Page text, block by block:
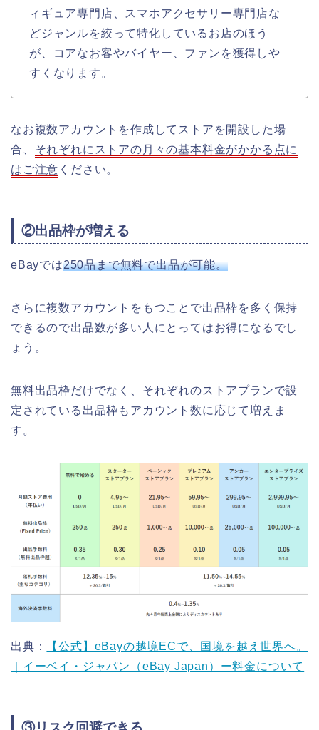
ィギュア専門店、スマホアクセサリー専門店な
どジャンルを絞って特化しているお店のほう
が、コアなお客やバイヤー、ファンを獲得しや
すくなります。
なお複数アカウントを作成してストアを開設した場
合、 それぞれにストアの月々の基本料金がかかる点に
はご注意 ください。
②出品枠が増える
eBayでは250品まで無料で出品が可能。
さらに複数アカウントをもつことで出品枠を多く保持
できるので出品数が多い人にとってはお得になるでし
ょう。
無料出品枠だけでなく、それぞれのストアプランで設
定されている出品枠もアカウント数に応じて増えま
す。
出典：
【公式】eBayの越境ECで、国境を越え世界へ。
｜イーベイ・ジャパン（eBay Japan）ー料金について